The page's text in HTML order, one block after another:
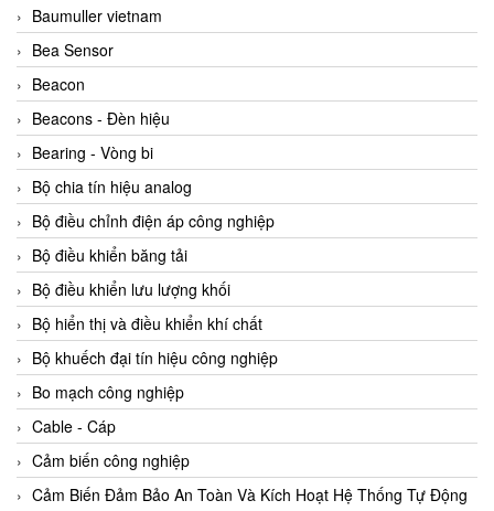
AccuWeb Vietnam
Acey
ACOEM Vietnam
ADCA Vietnam
ADFweb Vietnam
Adler Vietnam
Ados Vietnam
Advanced Energy Vietnam
Advantech Vietnam
Agate Vietnam
AGR International Vietnam
Aichi Tokei Denki Vietnam
Aii Vietnam
AIKOH
AINUO Vietnam
Baumuller vietnam
Bea Sensor
Beacon
Beacons - Đèn hiệu
Bearing - Vòng bi
Bộ chia tín hiệu analog
Bộ điều chỉnh điện áp công nghiệp
Bộ điều khiển băng tải
Bộ điều khiển lưu lượng khối
Bộ hiển thị và điều khiển khí chất
Bộ khuếch đại tín hiệu công nghiệp
Bo mạch công nghiệp
Cable - Cáp
Cảm biến công nghiệp
Cảm Biến Đảm Bảo An Toàn Và Kích Hoạt Hệ Thống Tự Động